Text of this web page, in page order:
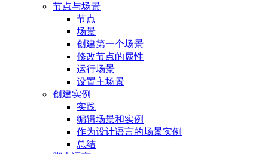
节点与场景
节点
场景
创建第一个场景
修改节点的属性
运行场景
设置主场景
创建实例
实践
编辑场景和实例
作为设计语言的场景实例
总结